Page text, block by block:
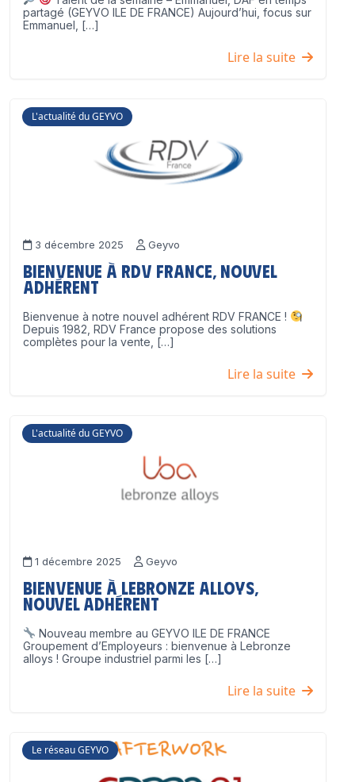
partagé (GEYVO ILE DE FRANCE) Aujourd’hui, focus sur
Emmanuel, […]
Lire la suite
L'actualité du GEYVO
3 décembre 2025 Geyvo
Bienvenue à RDV France, nouvel
adhérent
Bienvenue à notre nouvel adhérent RDV FRANCE !
Depuis 1982, RDV France propose des solutions
complètes pour la vente, […]
Lire la suite
L'actualité du GEYVO
1 décembre 2025 Geyvo
Bienvenue à Lebronze Alloys,
nouvel adhérent
Nouveau membre au GEYVO ILE DE FRANCE
Groupement d’Employeurs : bienvenue à Lebronze
alloys ! Groupe industriel parmi les […]
Lire la suite
Le réseau GEYVO